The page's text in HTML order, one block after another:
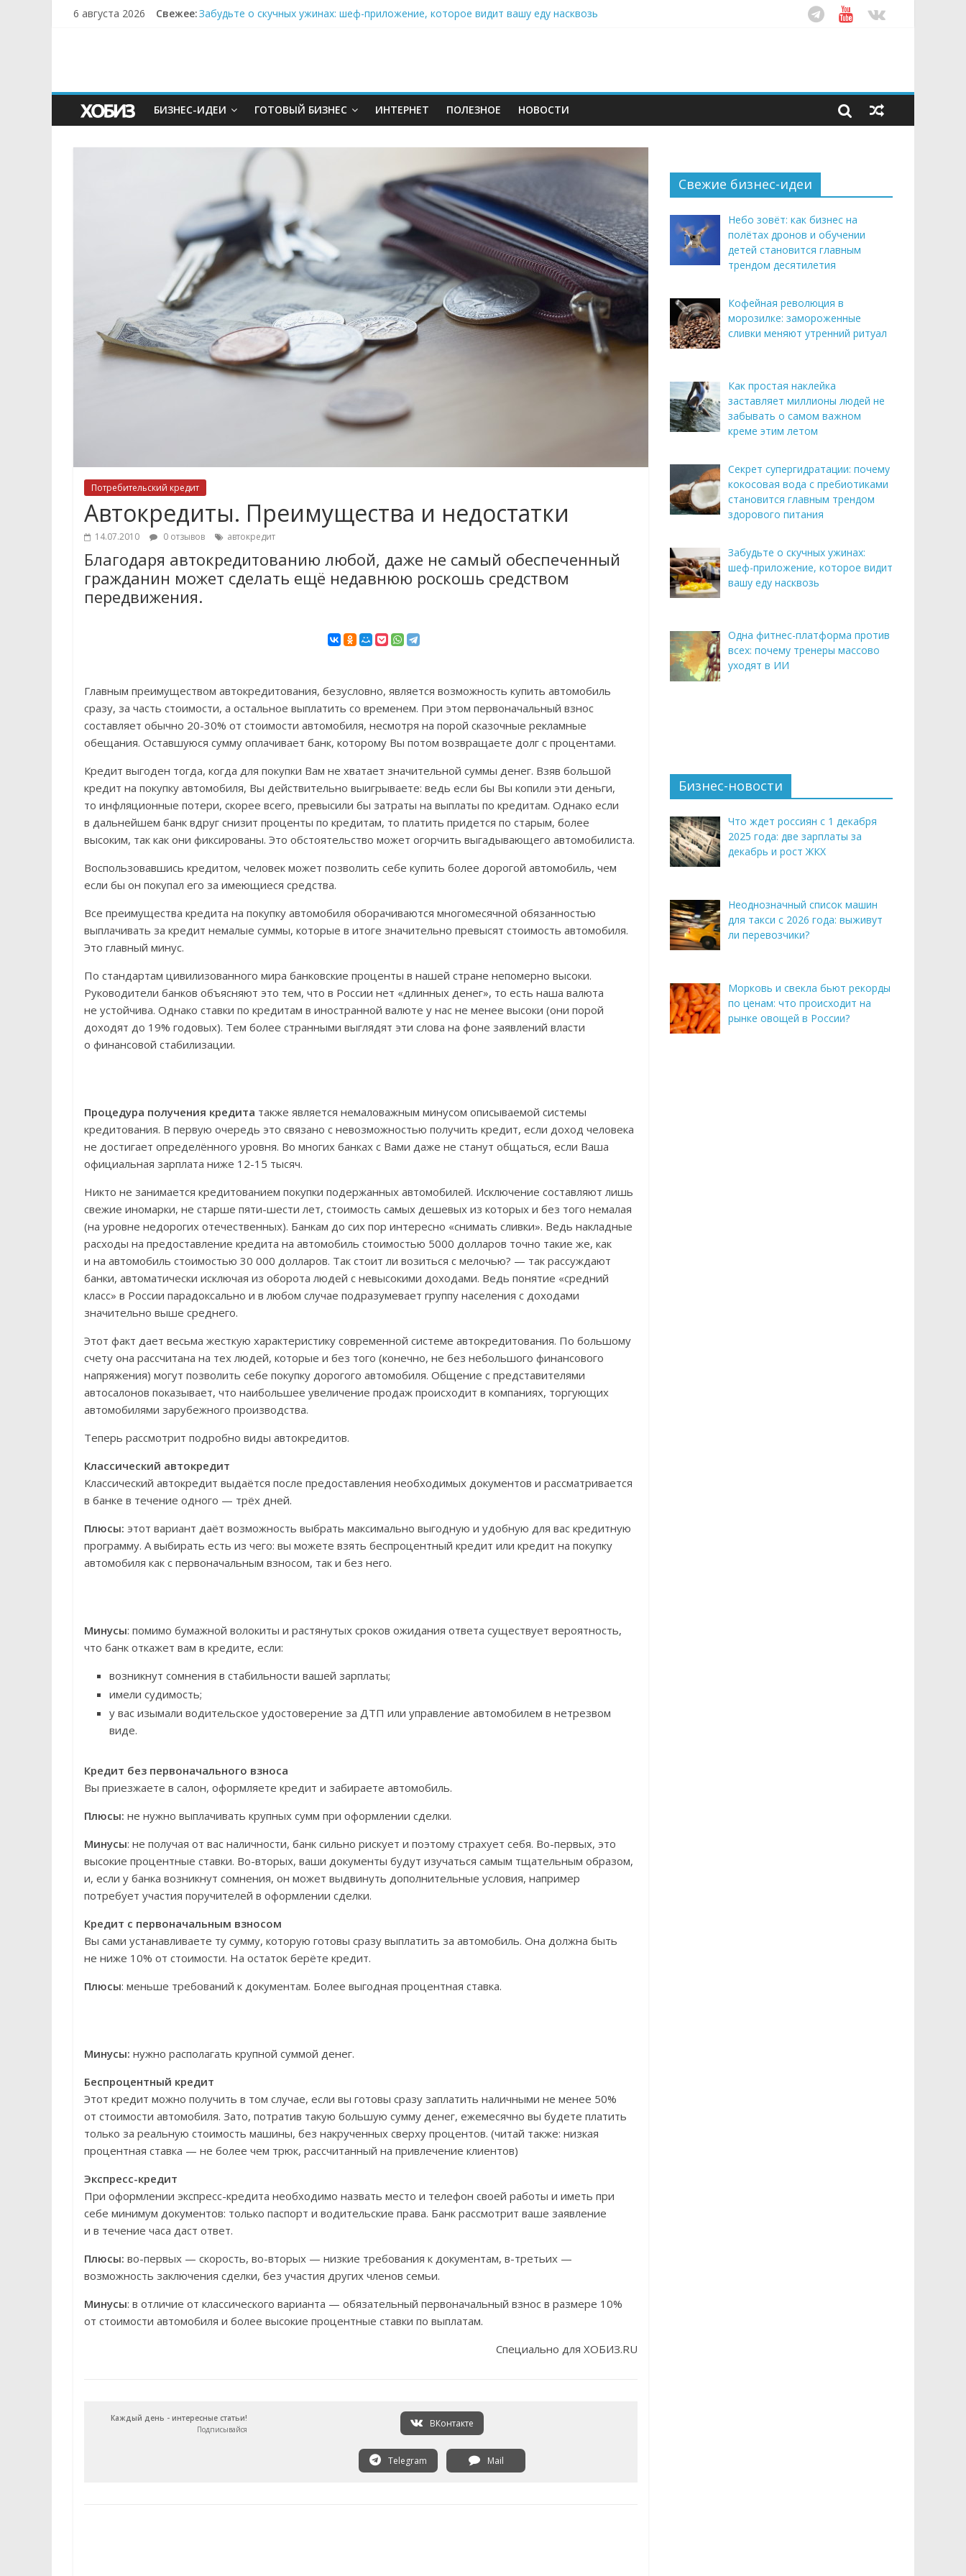
6 августа 2026 Свежее:Забудьте о скучных ужинах: шеф-приложение, которое видит вашу еду насквозь
БИЗНЕС-ИДЕИ ГОТОВЫЙ БИЗНЕС ИНТЕРНЕТ ПОЛЕЗНОЕ НОВОСТИ
Потребительский кредит
Автокредиты. Преимущества и недостатки
14.07.2010 0 отзывов автокредит
Благодаря автокредитованию любой, даже не самый обеспеченный
гражданин может сделать ещё недавнюю роскошь средством
передвижения.
Главным преимуществом автокредитования, безусловно, является возможность купить автомобиль
сразу, за часть стоимости, а остальное выплатить со временем. При этом первоначальный взнос
составляет обычно 20-30% от стоимости автомобиля, несмотря на порой сказочные рекламные
обещания. Оставшуюся сумму оплачивает банк, которому Вы потом возвращаете долг с процентами.
Кредит выгоден тогда, когда для покупки Вам не хватает значительной суммы денег. Взяв большой
кредит на покупку автомобиля, Вы действительно выигрываете: ведь если бы Вы копили эти деньги,
то инфляционные потери, скорее всего, превысили бы затраты на выплаты по кредитам. Однако если
в дальнейшем банк вдруг снизит проценты по кредитам, то платить придется по старым, более
высоким, так как они фиксированы. Это обстоятельство может огорчить выгадывающего автомобилиста.
Воспользовавшись кредитом, человек может позволить себе купить более дорогой автомобиль, чем
если бы он покупал его за имеющиеся средства.
Все преимущества кредита на покупку автомобиля оборачиваются многомесячной обязанностью
выплачивать за кредит немалые суммы, которые в итоге значительно превысят стоимость автомобиля.
Это главный минус.
По стандартам цивилизованного мира банковские проценты в нашей стране непомерно высоки.
Руководители банков объясняют это тем, что в России нет «длинных денег», то есть наша валюта
не устойчива. Однако ставки по кредитам в иностранной валюте у нас не менее высоки (они порой
доходят до 19% годовых). Тем более странными выглядят эти слова на фоне заявлений власти
о финансовой стабилизации.
Процедура получения кредита также является немаловажным минусом описываемой системы
кредитования. В первую очередь это связано с невозможностью получить кредит, если доход человека
не достигает определённого уровня. Во многих банках с Вами даже не станут общаться, если Ваша
официальная зарплата ниже 12-15 тысяч.
Никто не занимается кредитованием покупки подержанных автомобилей. Исключение составляют лишь
свежие иномарки, не старше пяти-шести лет, стоимость самых дешевых из которых и без того немалая
(на уровне недорогих отечественных). Банкам до сих пор интересно «снимать сливки». Ведь накладные
расходы на предоставление кредита на автомобиль стоимостью 5000 долларов точно такие же, как
и на автомобиль стоимостью 30 000 долларов. Так стоит ли возиться с мелочью? — так рассуждают
банки, автоматически исключая из оборота людей с невысокими доходами. Ведь понятие «средний
класс» в России парадоксально и в любом случае подразумевает группу населения с доходами
значительно выше среднего.
Этот факт дает весьма жесткую характеристику современной системе автокредитования. По большому
счету она рассчитана на тех людей, которые и без того (конечно, не без небольшого финансового
напряжения) могут позволить себе покупку дорогого автомобиля. Общение с представителями
автосалонов показывает, что наибольшее увеличение продаж происходит в компаниях, торгующих
автомобилями зарубежного производства.
Теперь рассмотрит подробно виды автокредитов.
Классический автокредит
Классический автокредит выдаётся после предоставления необходимых документов и рассматривается
в банке в течение одного — трёх дней.
Плюсы: этот вариант даёт возможность выбрать максимально выгодную и удобную для вас кредитную
программу. А выбирать есть из чего: вы можете взять беспроцентный кредит или кредит на покупку
автомобиля как с первоначальным взносом, так и без него.
Минусы: помимо бумажной волокиты и растянутых сроков ожидания ответа существует вероятность,
что банк откажет вам в кредите, если:
возникнут сомнения в стабильности вашей зарплаты;
имели судимость;
у вас изымали водительское удостоверение за ДТП или управление автомобилем в нетрезвом
виде.
Кредит без первоначального взноса
Вы приезжаете в салон, оформляете кредит и забираете автомобиль.
Плюсы: не нужно выплачивать крупных сумм при оформлении сделки.
Минусы: не получая от вас наличности, банк сильно рискует и поэтому страхует себя. Во-первых, это
высокие процентные ставки. Во-вторых, ваши документы будут изучаться самым тщательным образом,
и, если у банка возникнут сомнения, он может выдвинуть дополнительные условия, например
потребует участия поручителей в оформлении сделки.
Кредит с первоначальным взносом
Вы сами устанавливаете ту сумму, которую готовы сразу выплатить за автомобиль. Она должна быть
не ниже 10% от стоимости. На остаток берёте кредит.
Плюсы: меньше требований к документам. Более выгодная процентная ставка.
Минусы: нужно располагать крупной суммой денег.
Беспроцентный кредит
Этот кредит можно получить в том случае, если вы готовы сразу заплатить наличными не менее 50%
от стоимости автомобиля. Зато, потратив такую большую сумму денег, ежемесячно вы будете платить
только за реальную стоимость машины, без накрученных сверху процентов. (читай также: низкая
процентная ставка — не более чем трюк, рассчитанный на привлечение клиентов)
Экспресс-кредит
При оформлении экспресс-кредита необходимо назвать место и телефон своей работы и иметь при
себе минимум документов: только паспорт и водительские права. Банк рассмотрит ваше заявление
и в течение часа даст ответ.
Плюсы: во-первых — скорость, во-вторых — низкие требования к документам, в-третьих —
возможность заключения сделки, без участия других членов семьи.
Минусы: в отличие от классического варианта — обязательный первоначальный взнос в размере 10%
от стоимости автомобиля и более высокие процентные ставки по выплатам.
Специально для ХОБИЗ.RU
Каждый день - интересные статьи!
Подписывайся
ВКонтакте
Telegram Mail
Свежие бизнес-идеи
Небо зовёт: как бизнес на
полётах дронов и обучении
детей становится главным
трендом десятилетия
Кофейная революция в
морозилке: замороженные
сливки меняют утренний ритуал
Как простая наклейка
заставляет миллионы людей не
забывать о самом важном
креме этим летом
Секрет супергидратации: почему
кокосовая вода с пребиотиками
становится главным трендом
здорового питания
Забудьте о скучных ужинах:
шеф-приложение, которое видит
вашу еду насквозь
Одна фитнес-платформа против
всех: почему тренеры массово
уходят в ИИ
Бизнес-новости
Что ждет россиян с 1 декабря
2025 года: две зарплаты за
декабрь и рост ЖКХ
Неоднозначный список машин
для такси с 2026 года: выживут
ли перевозчики?
Морковь и свекла бьют рекорды
по ценам: что происходит на
рынке овощей в России?